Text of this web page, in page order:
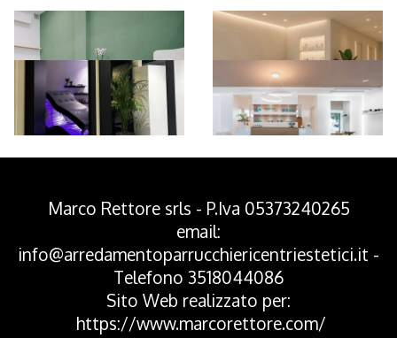
Marco Rettore srls - P.Iva 05373240265
email:
info@arredamentoparrucchiericentriestetici.it -
Telefono 3518044086
Sito Web realizzato per:
https://www.marcorettore.com/